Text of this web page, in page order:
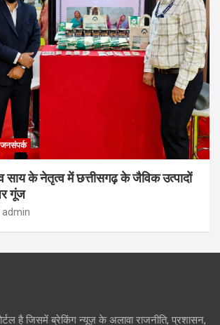
साय के नेतृत्व में छत्तीसगढ़ के जैविक उत्पादों
गूंज
admin
है जिसमें ब्रेकिंग न्यूज़ के अलावा राजनीति, प्रशासन,